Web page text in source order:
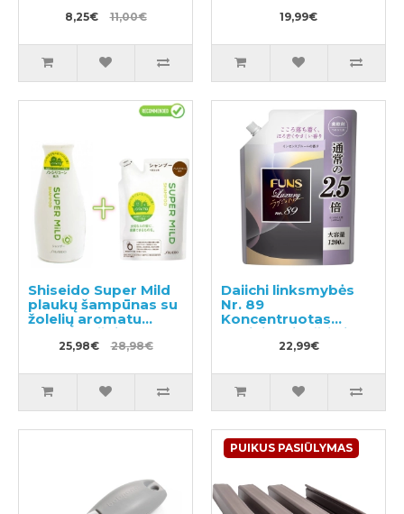
8,25€ 11,00€ 19,99€
Shiseido Super Mild
plaukų šampūnas su
žolelių aromatu
220ml + užpildas
400ml25,98€ 28,98€
Daiichi linksmybės
Nr. 89
Koncentruotas
audinių minkštiklis,
užpildymui 1200ml
22,99€
PUIKUS PASIŪLYMAS